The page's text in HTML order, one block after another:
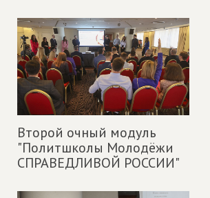
Второй очный модуль
"Политшколы Молодёжи
СПРАВЕДЛИВОЙ РОССИИ"